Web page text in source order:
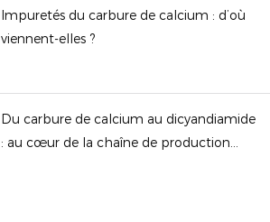
Impuretés du carbure de calcium : d’où
viennent-elles ?
Du carbure de calcium au dicyandiamide
: au cœur de la chaîne de production